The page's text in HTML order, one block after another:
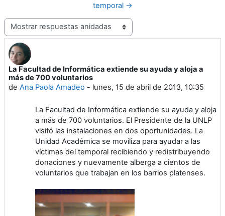
temporal →
Mostrar modo
La Facultad de Informática extiende su ayuda y aloja a
más de 700 voluntarios
de Ana Paola Amadeo - lunes, 15 de abril de 2013, 10:35
Número de respuestas: 0
La Facultad de Informática extiende su ayuda y aloja
a más de 700 voluntarios. El Presidente de la UNLP
visitó las instalaciones en dos oportunidades. La
Unidad Académica se moviliza para ayudar a las
víctimas del temporal recibiendo y redistribuyendo
donaciones y nuevamente alberga a cientos de
voluntarios que trabajan en los barrios platenses.